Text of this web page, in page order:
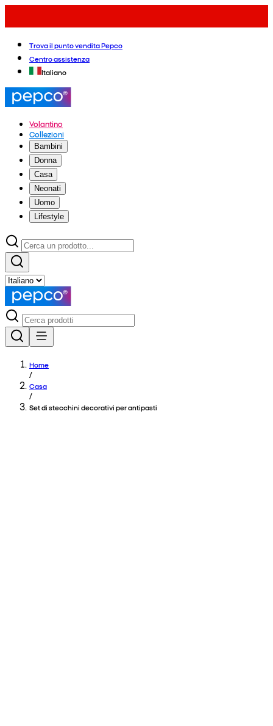
Trova il punto vendita Pepco
Centro assistenza
Italiano
Volantino
Collezioni
Bambini
Donna
Casa
Neonati
Uomo
Lifestyle
Home
/
Casa
/
Set di stecchini decorativi per antipasti